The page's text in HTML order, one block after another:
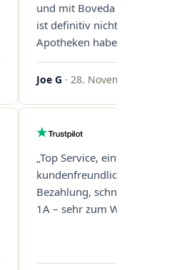
und mit Boveda Pads in jedem
ist definitiv nicht die Norm, bei
Apotheken haben das nur zwei
gemacht. Bleibt so!"
Joe G · 28. November 2025
„Top Service, einfache und
kundenfreundliche Abwicklung
Bezahlung, schnelle Lieferung.
1A – sehr zum